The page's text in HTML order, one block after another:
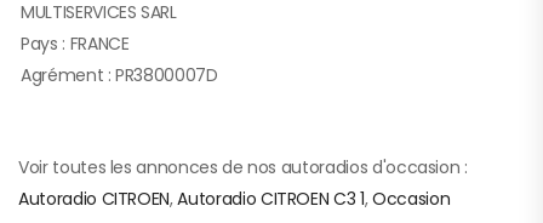
MULTISERVICES SARL
Pays : FRANCE
Agrément : PR3800007D
Voir toutes les annonces de nos autoradios d'occasion :
Autoradio CITROEN,Autoradio CITROEN C3 1,Occasion